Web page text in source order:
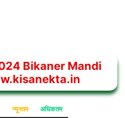
Bikaner Mandi
न्यूनतम अधिकतम